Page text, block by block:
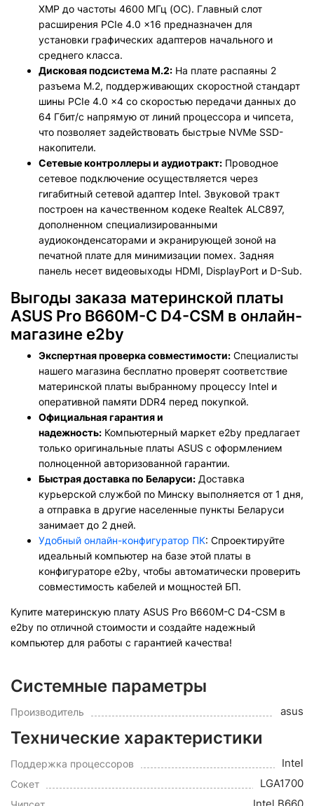
XMP до частоты 4600 МГц (OC). Главный слот
расширения PCIe 4.0 x16 предназначен для
установки графических адаптеров начального и
среднего класса.
Дисковая подсистема M.2: На плате распаяны 2
разъема M.2, поддерживающих скоростной стандарт
шины PCIe 4.0 x4 со скоростью передачи данных до
64 Гбит/с напрямую от линий процессора и чипсета,
что позволяет задействовать быстрые NVMe SSD-
накопители.
Сетевые контроллеры и аудиотракт: Проводное
сетевое подключение осуществляется через
гигабитный сетевой адаптер Intel. Звуковой тракт
построен на качественном кодеке Realtek ALC897,
дополненном специализированными
аудиоконденсаторами и экранирующей зоной на
печатной плате для минимизации помех. Задняя
панель несет видеовыходы HDMI, DisplayPort и D-Sub.
Выгоды заказа материнской платы
ASUS Pro B660M-C D4-CSM в онлайн-
магазине e2by
Экспертная проверка совместимости: Специалисты
нашего магазина бесплатно проверят соответствие
материнской платы выбранному процессу Intel и
оперативной памяти DDR4 перед покупкой.
Официальная гарантия и
надежность: Компьютерный маркет e2by предлагает
только оригинальные платы ASUS с оформлением
полноценной авторизованной гарантии.
Быстрая доставка по Беларуси: Доставка
курьерской службой по Минску выполняется от 1 дня,
а отправка в другие населенные пункты Беларуси
занимает до 2 дней.
Удобный онлайн-конфигуратор ПК: Спроектируйте
идеальный компьютер на базе этой платы в
конфигураторе e2by, чтобы автоматически проверить
совместимость кабелей и мощностей БП.
Купите материнскую плату ASUS Pro B660M-C D4-CSM в
e2by по отличной стоимости и создайте надежный
компьютер для работы с гарантией качества!
Системные параметры
Производитель asus
Технические характеристики
Поддержка процессоров Intel
Сокет LGA1700
Intel B660